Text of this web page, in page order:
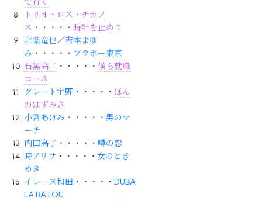
トリオ・ロス・チカノ
ス ・・・・・ 時計を止めて
北条竜也／吉本まゆ
み ・・・・・ ブラボー東京
石黒高二 ・・・・・僕ら就職
コース
グレート宇野 ・・・・・ ほん
のはずみさ
小宮あけみ ・・・・・男のマ
ーチ
内田高子 ・・・・・ 噂の恋
時アリサ ・・・・・女のとき
めき
イレーヌ和田 ・・・・・DUBA
LA BA LOU